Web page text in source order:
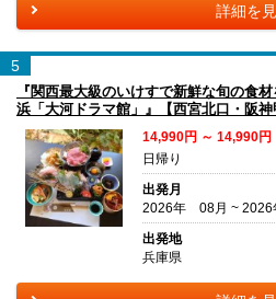
詳細を
5
『関西最大級のいけすで新鮮な旬の食
浜「大河ドラマ館」』【西宮北口・阪
14,990円 ～ 14,990円
日帰り
出発月
2026年 08月 ~
出発地
兵庫県